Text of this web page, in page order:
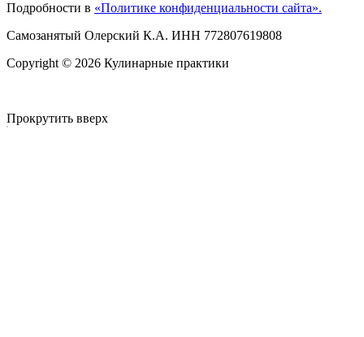
Подробности в «Политике конфиденциальности сайта».
Самозанятый Олерский К.А. ИНН 772807619808
Copyright © 2026 Кулинарные практики
Прокрутить вверх